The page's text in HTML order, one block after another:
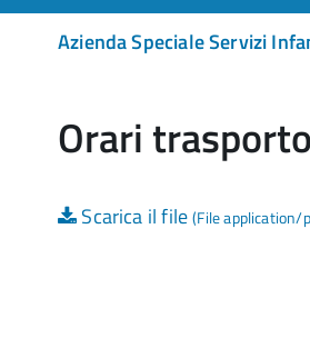
Azienda Speciale Servizi
Orari
Scarica il file(File application/